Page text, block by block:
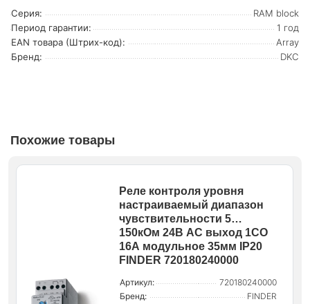
Серия:
RAM block
Период гарантии:
1 год
EAN товара (Штрих-код):
Array
Бренд:
DKC
Похожие товары
Реле контроля уровня
настраиваемый диапазон
чувствительности 5…
150кОм 24В AC выход 1CO
16А модульное 35мм IP20
FINDER 720180240000
Артикул:
720180240000
Бренд:
FINDER